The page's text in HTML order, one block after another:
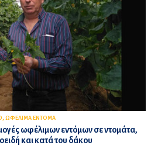
, ΩΦΕΛΙΜΑ ΕΝΤΟΜΑ
ωφέλιμων εντόμων σε ντομάτα,
και κατά του δάκου